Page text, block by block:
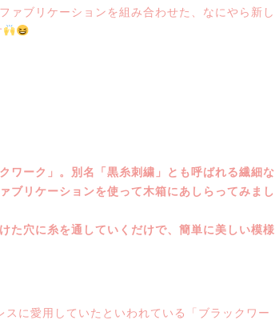
ァブリケーションを組み合わせた、なにやら新し
ワーク」。別名「黒糸刺繍」とも呼ばれる繊細な
ブリケーションを使って木箱にあしらってみまし
た穴に糸を通していくだけで、簡単に美しい模様
に愛用していたといわれている「ブラックワー